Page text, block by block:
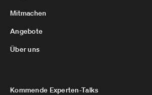
Mitmachen
Angebote
Über uns
Kommende Experten-Talks